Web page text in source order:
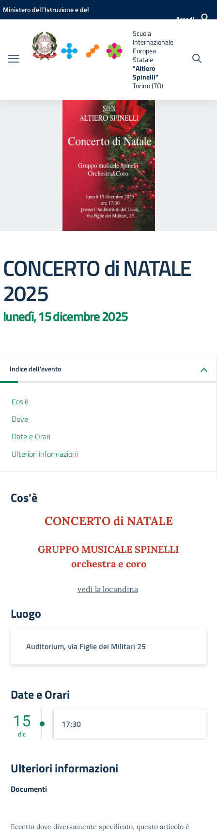
Vai ai contenuti
Vai al menu di navigazione
Vai al footer
Ministero dell'Istruzione e del
Accedi
Scuola
Internazionale
Europea
Statale
"Altiero
Spinelli"
Torino (TO)
CONCERTO di NATALE
2025
lunedì, 15 dicembre 2025
Indice dell'evento
Cos'è
Dove
Date e Orari
Ulteriori informazioni
Cos'è
CONCERTO di NATALE
GRUPPO MUSICALE SPINELLI
orchestra e coro
vedi la locandina
Luogo
Auditorium, via Figlie dei Militari 25
Date e Orari
15
dic
17:30
Ulteriori informazioni
Documenti
Eccetto dove diversamente specificato, questo articolo è